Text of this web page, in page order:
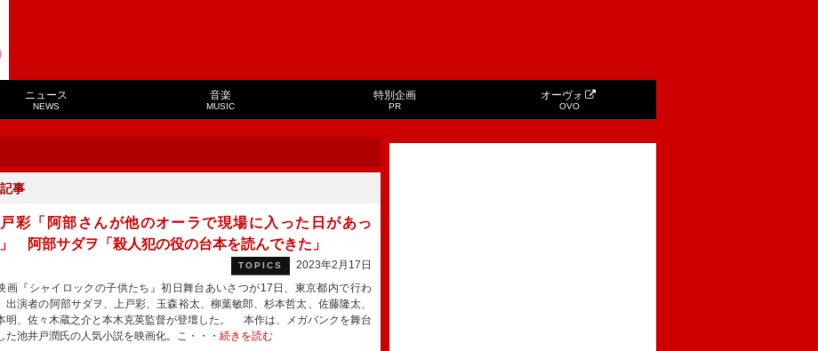
ニュース
NEWS
音楽
MUSIC
特別企画
PR
オーヴォ
OVO
事
戸彩「阿部さんが他のオーラで現場に入った日があっ
阿部サダヲ「殺人犯の役の台本を読んできた」
TOPICS
2023年2月17日
画『シャイロックの子供たち』初日舞台あいさつが17日、東京都内で行わ
出演者の阿部サダヲ、上戸彩、玉森裕太、柳葉敏郎、杉本哲太、佐藤隆太、
明、佐々木蔵之介と本木克英監督が登壇した。 本作は、メガバンクを舞台
た池井戸潤氏の人気小説を映画化。こ・・・ 続きを読む